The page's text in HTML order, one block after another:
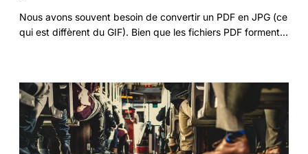
Nous avons souvent besoin de convertir un PDF en JPG (ce
qui est diffèrent du GIF). Bien que les fichiers PDF forment